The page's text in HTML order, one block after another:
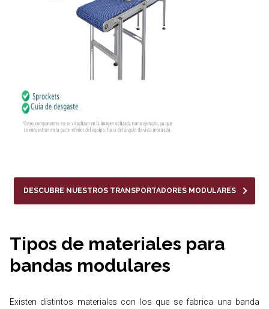
DESCUBRE NUESTROS TRANSPORTADORES MODULARES
Tipos de materiales para
bandas modulares
Existen distintos materiales con los que se fabrica una banda